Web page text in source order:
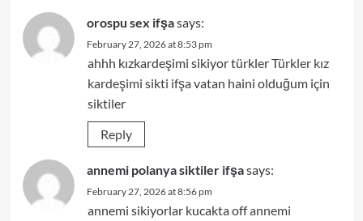
orospu sex ifşasays:
February 27, 2026 at 8:53 pm
ahhh kızkardeşimi sikiyor türklerTürkler kız
kardeşimi sikti ifşavatan haini olduğum için
siktiler
Reply
annemi polanya siktiler ifşasays:
February 27, 2026 at 8:56 pm
annemi sikiyorlar kucakta offannemi